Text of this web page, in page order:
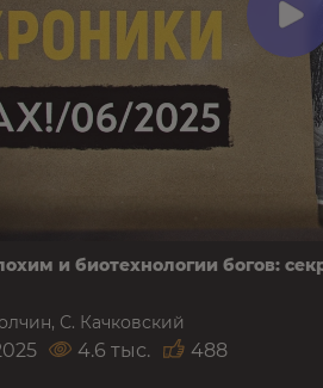
и биотехнологии богов:
С. Качковский
4.6 тыс. 488